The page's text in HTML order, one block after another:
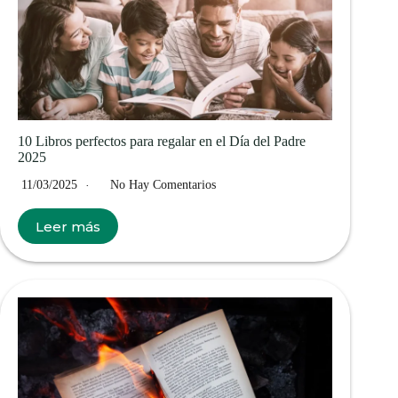
10 Libros perfectos para regalar en el Día del Padre
2025
11/03/2025 No Hay Comentarios
Leer más